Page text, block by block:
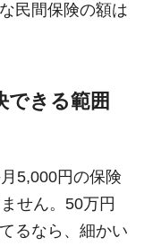
民間保険の額は
できる範囲
5,000円の保険
せん。50万円
るなら、細かい